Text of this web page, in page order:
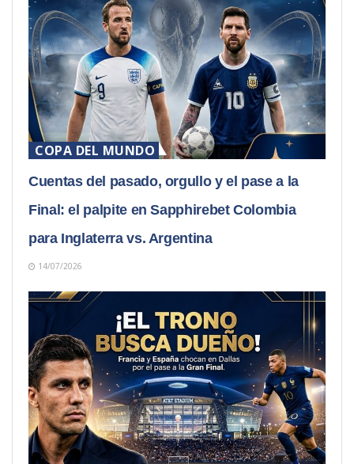
COPA DEL MUNDO
Cuentas del pasado, orgullo y el pase a la
Final: el palpite en Sapphirebet Colombia
para Inglaterra vs. Argentina
14/07/2026